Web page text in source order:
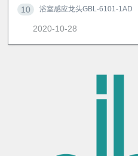
10
浴室感应龙头GBL-6101-1AD
2020-10-28